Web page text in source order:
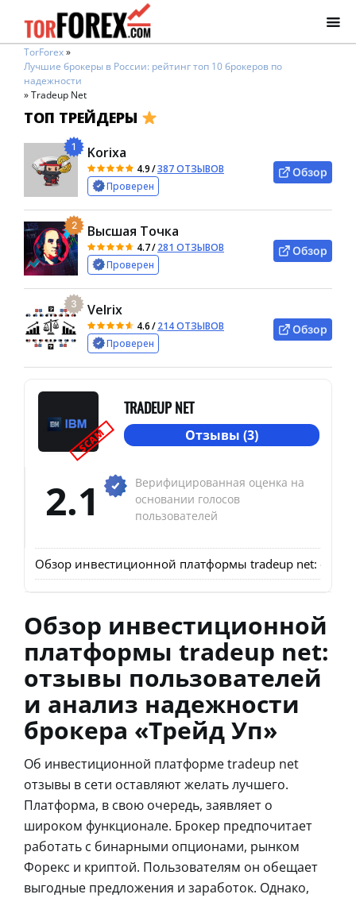
TorForex»
Лучшие брокеры в России: рейтинг топ 10 брокеров по
надежности
»Tradeup Net
ТОП ТРЕЙДЕРЫ
1 Korixa
4.9/387 ОТЗЫВОВ
Проверен
Обзор
2 Высшая Точка
4.7/281 ОТЗЫВОВ
Проверен
Обзор
3 Velrix
4.6/214 ОТЗЫВОВ
Проверен
Обзор
SCAM
TRADEUP NET
Отзывы (3)
2.1
Верифицированная оценка на
основании голосов
пользователей
Обзор инвестиционной платформы tradeup net:
Обзор инвестиционной
платформы tradeup net:
отзывы пользователей
и анализ надежности
брокера «Трейд Уп»
Об инвестиционной платформе tradeup net
отзывы в сети оставляют желать лучшего.
Платформа, в свою очередь, заявляет о
широком функционале. Брокер предпочитает
работать с бинарными опционами, рынком
Форекс и криптой. Пользователям он обещает
выгодные предложения и заработок. Однако,